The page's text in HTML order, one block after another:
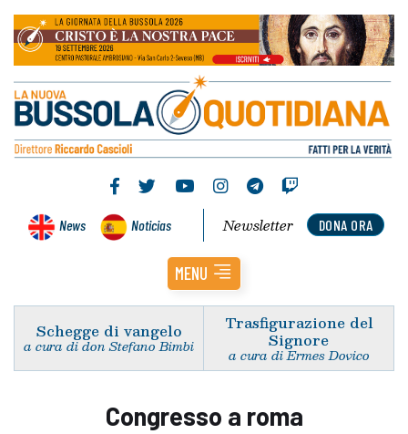
News Noticias DONA ORA
Newsletter
MENU
Schegge di vangelo
a cura di don Stefano Bimbi
Trasfigurazione del
Signore
a cura di Ermes Dovico
Congresso a roma